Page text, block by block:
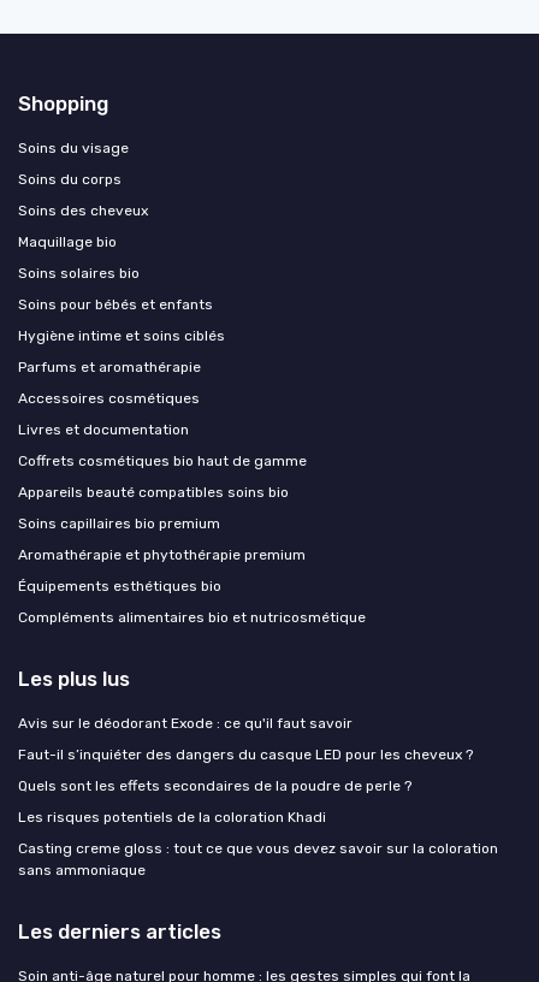
Shopping
Soins du visage
Soins du corps
Soins des cheveux
Maquillage bio
Soins solaires bio
Soins pour bébés et enfants
Hygiène intime et soins ciblés
Parfums et aromathérapie
Accessoires cosmétiques
Livres et documentation
Coffrets cosmétiques bio haut de gamme
Appareils beauté compatibles soins bio
Soins capillaires bio premium
Aromathérapie et phytothérapie premium
Équipements esthétiques bio
Compléments alimentaires bio et nutricosmétique
Les plus lus
Avis sur le déodorant Exode : ce qu'il faut savoir
Faut-il s’inquiéter des dangers du casque LED pour les cheveux ?
Quels sont les effets secondaires de la poudre de perle ?
Les risques potentiels de la coloration Khadi
Casting creme gloss : tout ce que vous devez savoir sur la coloration
sans ammoniaque
Les derniers articles
Soin anti-âge naturel pour homme : les gestes simples qui font la